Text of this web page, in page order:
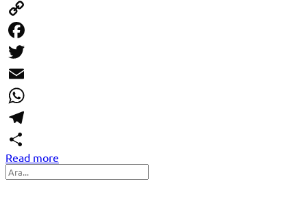
Copy
Link
Facebook
Twitter
Email
WhatsApp
Telegram
Share
Read more
Search